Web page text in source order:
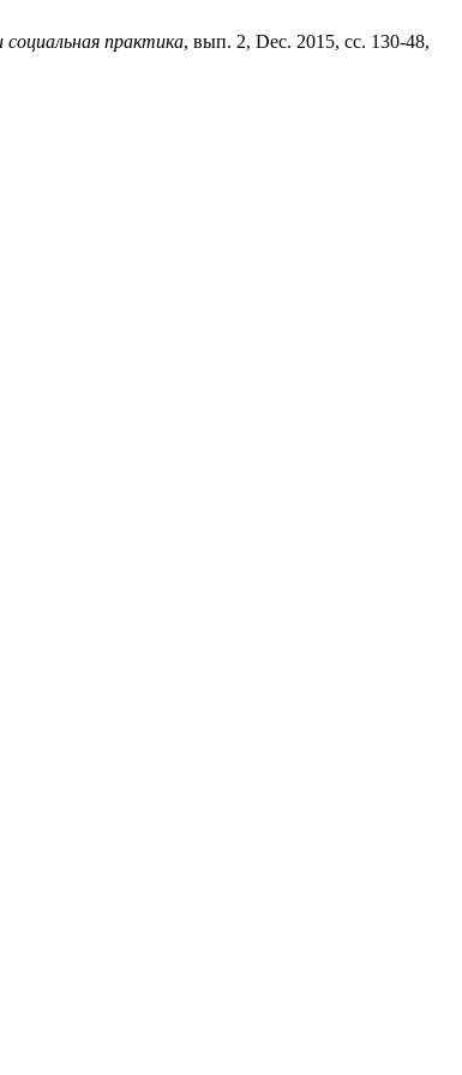
социальная практика, вып. 2, Dec. 2015, сс. 130-48,